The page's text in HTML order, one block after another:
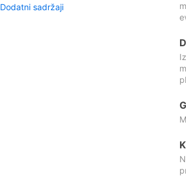
Dodatni sadržaji